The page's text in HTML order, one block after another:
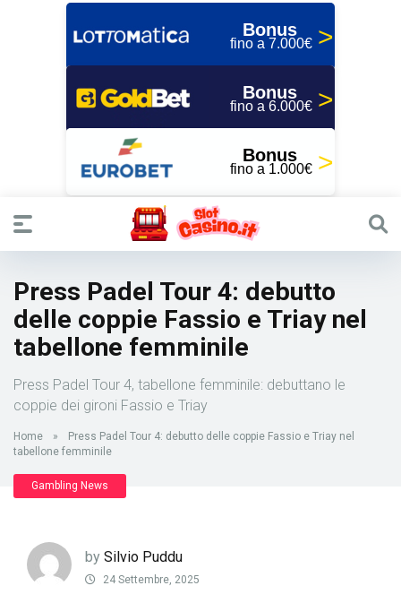
Bonus
fino a 7.000€
Bonus
fino a 6.000€
Bonus
fino a 1.000€
Press Padel Tour 4: debutto
delle coppie Fassio e Triay nel
tabellone femminile
Press Padel Tour 4, tabellone femminile: debuttano le
coppie dei gironi Fassio e Triay
Home »
Press Padel Tour 4: debutto delle coppie Fassio e Triay nel
tabellone femminile
Gambling News
by Silvio Puddu
24 Settembre, 2025